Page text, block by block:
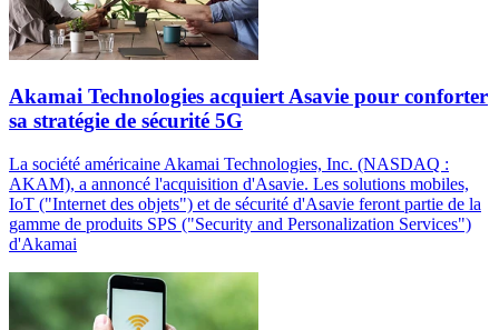
Akamai Technologies acquiert Asavie pour conforter
sa stratégie de sécurité 5G
La société américaine Akamai Technologies, Inc. (NASDAQ :
AKAM), a annoncé l'acquisition d'Asavie. Les solutions mobiles,
IoT ("Internet des objets") et de sécurité d'Asavie feront partie de la
gamme de produits SPS ("Security and Personalization Services")
d'Akamai